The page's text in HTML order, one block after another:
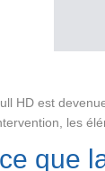
HD est
les
que